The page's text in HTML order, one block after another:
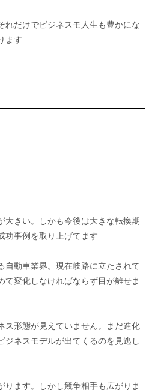
れだけでビジネスモ人生も豊かにな
ます
大きい。しかも今後は大きな転換期
功事例を取り上げてます
動車業界。現在岐路に立たされて
て変化しなければならず目が離せま
ス形態が見えていません。まだ進化
ジネスモデルが出てくるのを見逃し
ます。しかし競争相手も広がりま